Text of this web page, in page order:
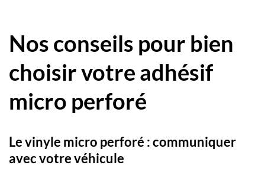
Nos conseils pour bien
choisir votre adhésif
micro perforé
Le vinyle micro perforé : communiquer
avec votre véhicule